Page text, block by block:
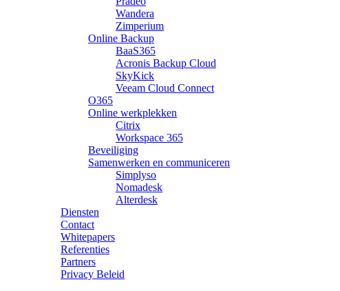
Wandera
Zimperium
Online Backup
BaaS365
Acronis Backup Cloud
SkyKick
Veeam Cloud Connect
O365
Online werkplekken
Citrix
Workspace 365
Beveiliging
Samenwerken en communiceren
Simplyso
Nomadesk
Alterdesk
Diensten
Contact
Whitepapers
Referenties
Partners
Privacy Beleid